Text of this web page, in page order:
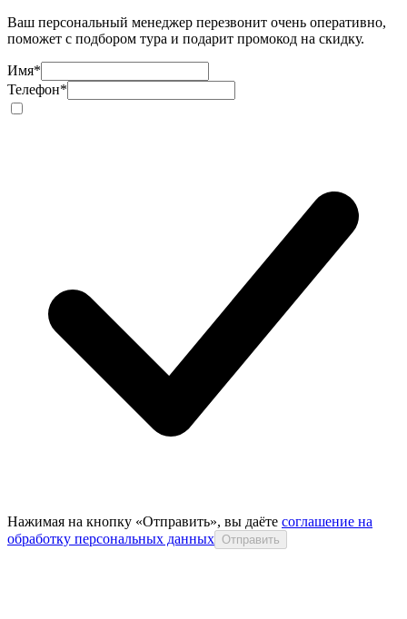
Ваш персональный менеджер перезвонит очень оперативно,
поможет с подбором тура и подарит промокод на скидку.
Имя*
Телефон*
Нажимая на кнопку «Отправить», вы даёте соглашение на
обработку персональных данных Отправить